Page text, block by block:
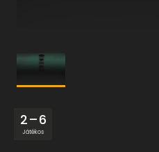
2 – 6
Játékos